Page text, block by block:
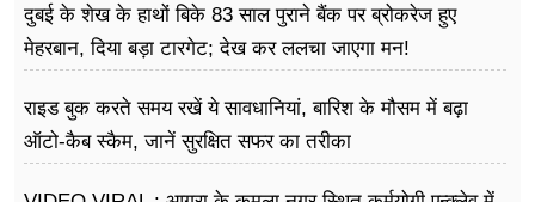
दुबई के शेख के हाथों बिके 83 साल पुराने बैंक पर ब्रोकरेज हुए
मेहरबान, दिया बड़ा टारगेट; देख कर ललचा जाएगा मन!
राइड बुक करते समय रखें ये सावधानियां, बारिश के मौसम में बढ़ा
ऑटो-कैब स्कैम, जानें सुरक्षित सफर का तरीका